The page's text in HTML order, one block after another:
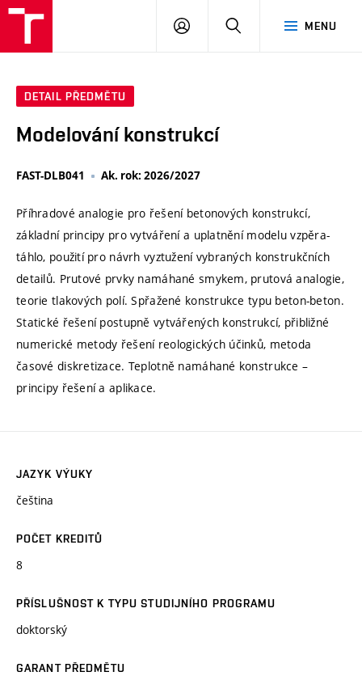
MENU
PŘIHLÁSIT
DETAIL PŘEDMĚTU
Modelování konstrukcí
FAST-DLB041 Ak. rok: 2026/2027
Příhradové analogie pro řešení betonových konstrukcí,
základní principy pro vytváření a uplatnění modelu vzpěra-
táhlo, použití pro návrh vyztužení vybraných konstrukčních
detailů. Prutové prvky namáhané smykem, prutová analogie,
teorie tlakových polí. Spřažené konstrukce typu beton-beton.
Statické řešení postupně vytvářených konstrukcí, přibližné
numerické metody řešení reologických účinků, metoda
časové diskretizace. Teplotně namáhané konstrukce –
principy řešení a aplikace.
JAZYK VÝUKY
čeština
POČET KREDITŮ
8
PŘÍSLUŠNOST K TYPU STUDIJNÍHO PROGRAMU
doktorský
GARANT PŘEDMĚTU